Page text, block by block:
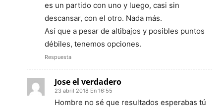
es un partido con uno y luego, casi sin
descansar, con el otro. Nada más.
Así que a pesar de altibajos y posibles puntos
débiles, tenemos opciones.
Respuesta
Jose el verdadero
23 abril 2018 En 16:55
Hombre no sé que resultados esperabas tú